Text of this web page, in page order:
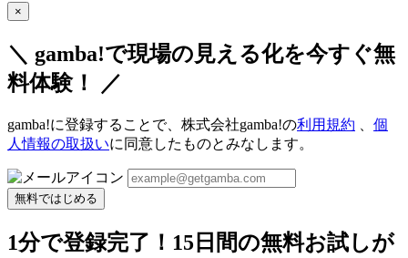
×
＼ gamba!で現場の見える化を今すぐ無
料体験！ ／
gamba!に登録することで、株式会社gamba!の利用規約
個
人情報の取扱いに同意したものとみなします。
無料ではじめる
1分で登録完了！15日間の無料お試しが